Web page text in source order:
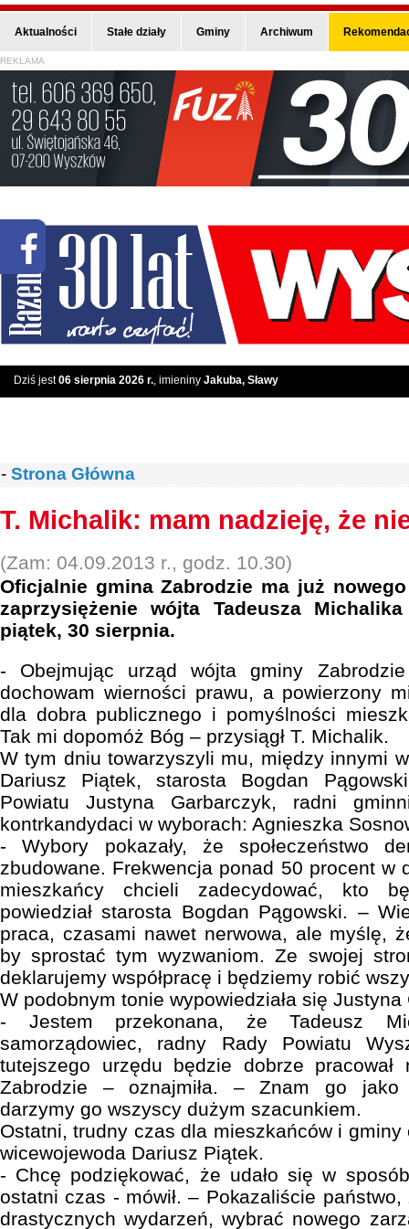
Aktualności Stałe działy Gminy Archiwum
REKLAMA
Dziś jest06 sierpnia 2026 r., imieniny Jakuba, Sławy
- Strona Główna
T. Michalik: mam nadzieję, że
(Zam: 04.09.2013 r., godz. 10.30)
Oficjalnie gmina Zabrodzie ma już
zaprzysiężenie wójta Tadeusza
piątek, 30 sierpnia.
- Obejmując urząd wójta gminy
dochowam wierności prawu, a powierzony
dla dobra publicznego i pomyślności
Tak mi dopomóż Bóg – przysiągł T. Michalik.
W tym dniu towarzyszyli mu, między innymi
Dariusz Piątek, starosta Bogdan
Powiatu Justyna Garbarczyk, radni
kontrkandydaci w wyborach: Agnieszka
- Wybory pokazały, że społeczeństwo
zbudowane. Frekwencja ponad 50 procent w
mieszkańcy chcieli zadecydować, kto
powiedział starosta Bogdan Pągowski. –
praca, czasami nawet nerwowa, ale myślę,
by sprostać tym wyzwaniom. Ze swojej
deklarujemy współpracę i będziemy robić
W podobnym tonie wypowiedziała się Justyna
- Jestem przekonana, że Tadeusz
samorządowiec, radny Rady Powiatu
tutejszego urzędu będzie dobrze
Zabrodzie – oznajmiła. – Znam go jako
darzymy go wszyscy dużym szacunkiem.
Ostatni, trudny czas dla mieszkańców i gminy
wicewojewoda Dariusz Piątek.
- Chcę podziękować, że udało się w
ostatni czas - mówił. – Pokazaliście
drastycznych wydarzeń, wybrać nowego